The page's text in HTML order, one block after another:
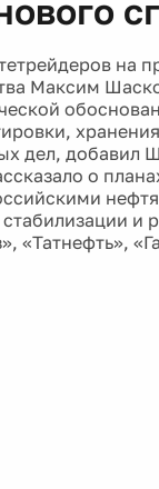
на
Максим
дел, добавил
о
«Татнефть»,